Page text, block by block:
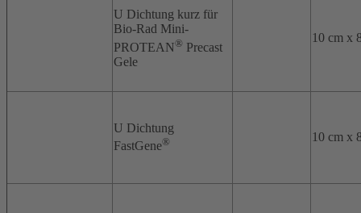
U Dichtung kurz für
Bio-Rad Mini-
PROTEAN® Precast
Gele
10 cm x
U Dichtung
FastGene® 10 cm x